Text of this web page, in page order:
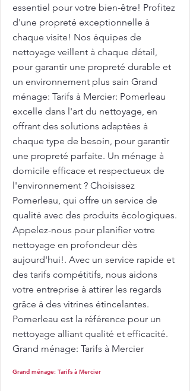
essentiel pour votre bien-être! Profitez
d'une propreté exceptionnelle à
chaque visite! Nos équipes de
nettoyage veillent à chaque détail,
pour garantir une propreté durable et
un environnement plus sain Grand
ménage: Tarifs à Mercier: Pomerleau
excelle dans l'art du nettoyage, en
offrant des solutions adaptées à
chaque type de besoin, pour garantir
une propreté parfaite. Un ménage à
domicile efficace et respectueux de
l'environnement ? Choisissez
Pomerleau, qui offre un service de
qualité avec des produits écologiques.
Appelez-nous pour planifier votre
nettoyage en profondeur dès
aujourd'hui!. Avec un service rapide et
des tarifs compétitifs, nous aidons
votre entreprise à attirer les regards
grâce à des vitrines étincelantes.
Pomerleau est la référence pour un
nettoyage alliant qualité et efficacité.
Grand ménage: Tarifs à Mercier
Grand ménage: Tarifs à Mercier